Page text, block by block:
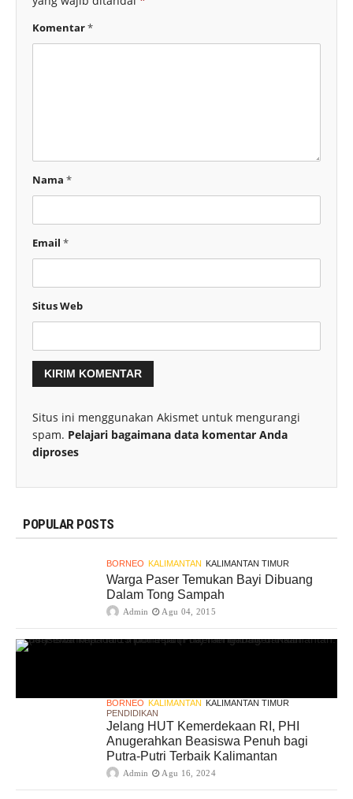
Komentar*
Nama *
Email *
Situs Web
Situs ini menggunakan Akismet untuk mengurangi
spam. Pelajari bagaimana data komentar Anda
diproses
POPULAR POSTS
BORNEO KALIMANTAN KALIMANTAN TIMUR
Warga Paser Temukan Bayi Dibuang
Dalam Tong Sampah
Admin Agu 04, 2015
BORNEO KALIMANTAN KALIMANTAN TIMUR
PENDIDIKAN
Jelang HUT Kemerdekaan RI, PHI
Anugerahkan Beasiswa Penuh bagi
Putra-Putri Terbaik Kalimantan
Admin Agu 16, 2024